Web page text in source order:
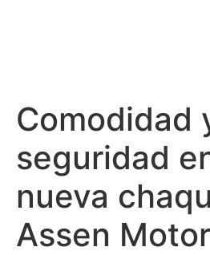
Comodidad
seguridad
nueva
Assen